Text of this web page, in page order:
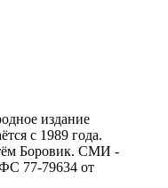
издание
с 1989 года.
Боровик. CМИ -
77-79634 от